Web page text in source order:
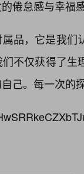
倦怠感与幸福
品，它是我们
不仅获得了
己。每一次的